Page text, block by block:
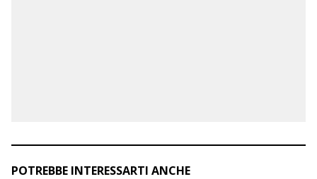
POTREBBE INTERESSARTI ANCHE